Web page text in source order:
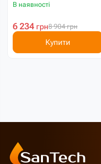
В наявності
8 904грн
6 234 грн
Купити